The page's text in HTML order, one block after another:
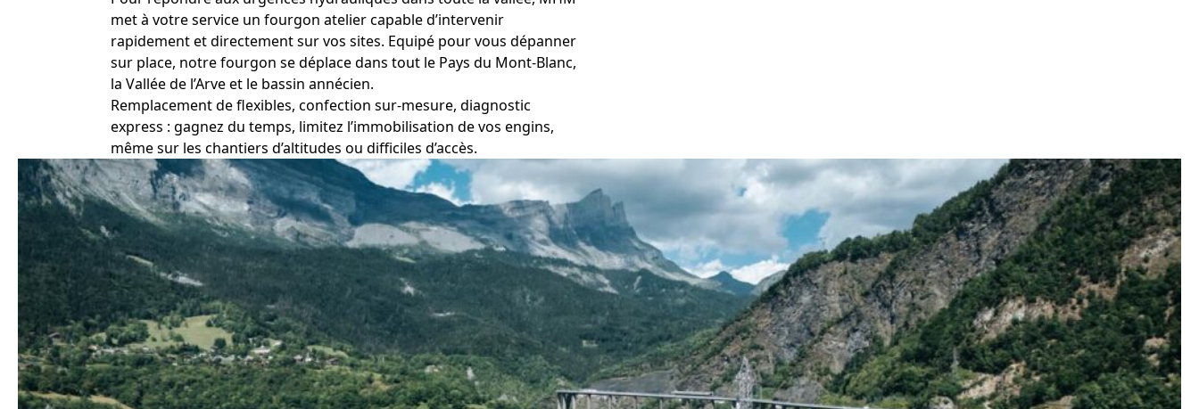
met à votre service un fourgon atelier capable d’intervenir
rapidement et directement sur vos sites. Equipé pour vous dépanner
sur place, notre fourgon se déplace dans tout le Pays du Mont-Blanc,
la Vallée de l’Arve et le bassin annécien.
Remplacement de flexibles, confection sur-mesure, diagnostic
express : gagnez du temps, limitez l’immobilisation de vos engins,
même sur les chantiers d’altitudes ou difficiles d’accès.